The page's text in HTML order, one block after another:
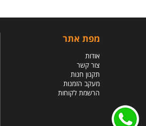
מפת אתר
אודות
צור קשר
תקנון חנות
מעקב הזמנות
הרשמת לקוחות